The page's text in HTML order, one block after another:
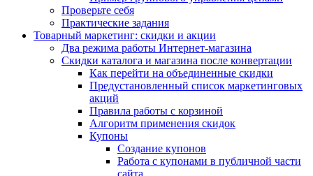
Проверьте себя
Практические задания
Товарный маркетинг: скидки и акции
Два режима работы Интернет-магазина
Скидки каталога и магазина после конвертации
Как перейти на объединенные скидки
Предустановленный список маркетинговых
акций
Правила работы с корзиной
Алгоритм применения скидок
Купоны
Создание купонов
Работа с купонами в публичной части
сайта